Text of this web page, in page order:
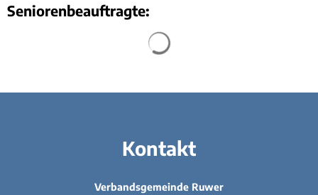
Seniorenbeauftragte:
Kontakt
Verbandsgemeinde Ruwer